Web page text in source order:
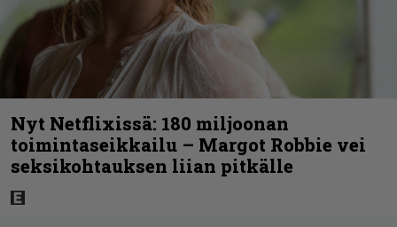
Nyt Netflixissä: 180 miljoonan
toimintaseikkailu – Margot Robbie vei
seksikohtauksen liian pitkälle